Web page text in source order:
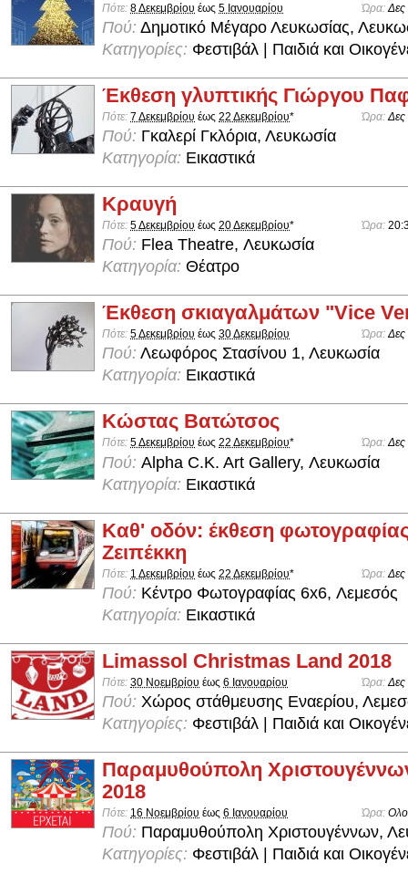
Πότε: 8 Δεκεμβρίου έως 5 Ιανουαρίου Ώρα:Δες
Πού: Δημοτικό Μέγαρο Λευκωσίας,
Κατηγορίες: Φεστιβάλ | Παιδιά και
Έκθεση γλυπτικής Γιώργου
Πότε: 7 Δεκεμβρίου έως 22 Δεκεμβρίου* Ώρα:Δες
Πού: Γκαλερί Γκλόρια, Λευκωσία
Κατηγορία: Εικαστικά
Κραυγή
Πότε: 5 Δεκεμβρίου έως 20 Δεκεμβρίου* Ώρα:
Πού: Flea Theatre, Λευκωσία
Κατηγορία: Θέατρο
Έκθεση σκιαγαλμάτων "Vice
Πότε: 5 Δεκεμβρίου έως 30 Δεκεμβρίου Ώρα:Δες
Πού: Λεωφόρος Στασίνου 1, Λευκωσία
Κατηγορία: Εικαστικά
Κώστας Βατώτσος
Πότε: 5 Δεκεμβρίου έως 22 Δεκεμβρίου* Ώρα:Δες
Πού: Alpha C.K. Art Gallery, Λευκωσία
Κατηγορία: Εικαστικά
Καθ' οδόν: έκθεση
Ζειπέκκη
Πότε: 1 Δεκεμβρίου έως 22 Δεκεμβρίου* Ώρα: Δες
Πού: Kέντρο Φωτογραφίας 6x6, Λεμεσός
Κατηγορία: Εικαστικά
Limassol Christmas Land 2018
Πότε: 30 Νοεμβρίου έως 6 Ιανουαρίου Ώρα: Δες
Πού: Χώρος στάθμευσης Εναερίου,
Κατηγορίες: Φεστιβάλ | Παιδιά και
Παραμυθούπολη
2018
Πότε: 16 Νοεμβρίου έως 6 Ιανουαρίου Ώρα:
Πού: Παραμυθούπολη Χριστουγέννων,
Κατηγορίες: Φεστιβάλ | Παιδιά και